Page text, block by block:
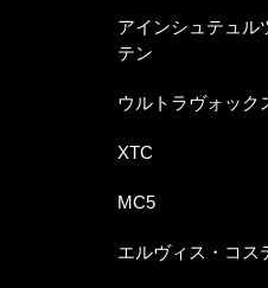
アインシュテュル
テン
ウルトラヴォック
XTC
MC5
エルヴィス・コス